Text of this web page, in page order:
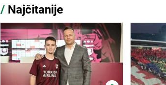
/ Najčitanije